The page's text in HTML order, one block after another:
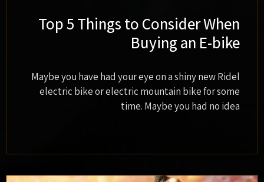
Top 5 Things to Consider When
Buying an E-bike
Maybe you have had your eye on a shiny new Ridel
electric bike or electric mountain bike for some
time. Maybe you had no idea